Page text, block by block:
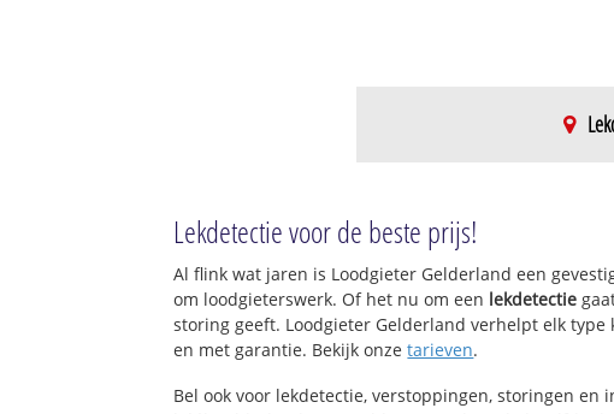
Waardenburg-West
Neerijnen
Est
Lekdetectie voor de beste prijs!
Al flink wat jaren is Loodgieter Gelderland een
om loodgieterswerk. Of het nu om een lekdetectie
storing geeft. Loodgieter Gelderland verhelpt elk type
en met garantie. Bekijk onzetarieven.
Bel ook voor lekdetectie, verstoppingen, storingen en